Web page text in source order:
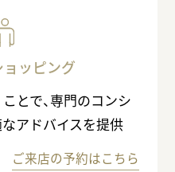
ッピング
とで、専門のコンシ
アドバイスを提供
ご来店の予約はこちら